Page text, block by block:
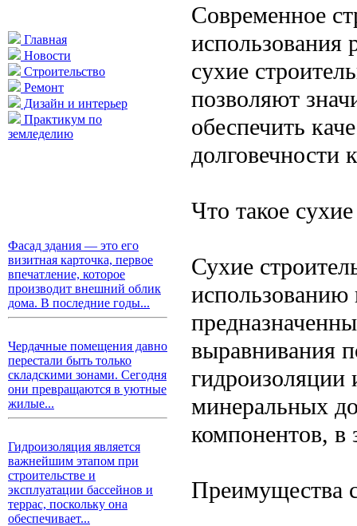
Главная
Новости
Строительство
Ремонт
Дизайн и интерьер
Практикум по
земледелию
Фасад здания — это его
визитная карточка, первое
впечатление, которое
производит внешний облик
дома. В последние годы...
Чердачные помещения давно
перестали быть только
складскими зонами. Сегодня
они превращаются в уютные
жилые...
Гидроизоляция является
важнейшим этапом при
строительстве и
эксплуатации бассейнов и
террас, поскольку она
обеспечивает...
Современное
использования
сухие
позволяют
обеспечить
долговечности
Что такое
Сухие
выравнивания
гидроизоляции
минеральных
компонентов, в
Преимущества